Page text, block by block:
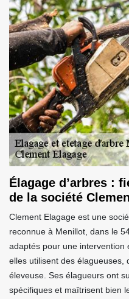
Élagage d’arbres :
de la société
Clement Elagage est une
reconnue à Menillot, dans le
adaptés pour une intervention
elles utilisent des élagueuses,
éleveuse. Ses élagueurs ont
spécifiques et maîtrisent bien